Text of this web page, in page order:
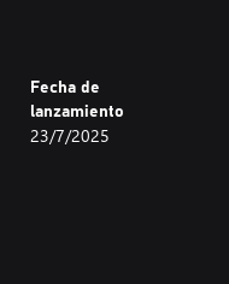
Fecha de
lanzamiento
23/7/2025